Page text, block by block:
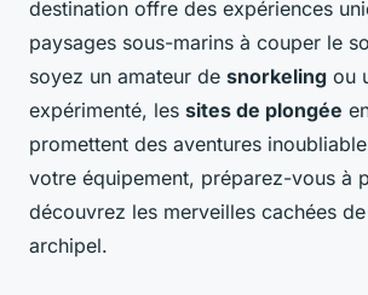
destination offre des expériences
paysages sous-marins à couper le
soyez un amateur de snorkeling ou
expérimenté, les sites de plongée
promettent des aventures
votre équipement, préparez-vous à
découvrez les merveilles cachées
archipel.